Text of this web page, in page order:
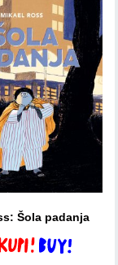
Šola padanja
Dodaj v košarico